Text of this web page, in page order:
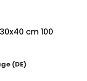
cm 100
(DE)